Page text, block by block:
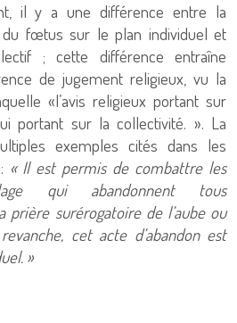
il y a une différence entre la
fœtus sur le plan individuel et
; cette différence entraîne
de jugement religieux, vu la
«l’avis religieux portant sur
portant sur la collectivité. ». La
exemples cités dans les
« Il est permis de combattre les
qui abandonnent tous
prière surérogatoire de l’aube ou
cet acte d’abandon est
»